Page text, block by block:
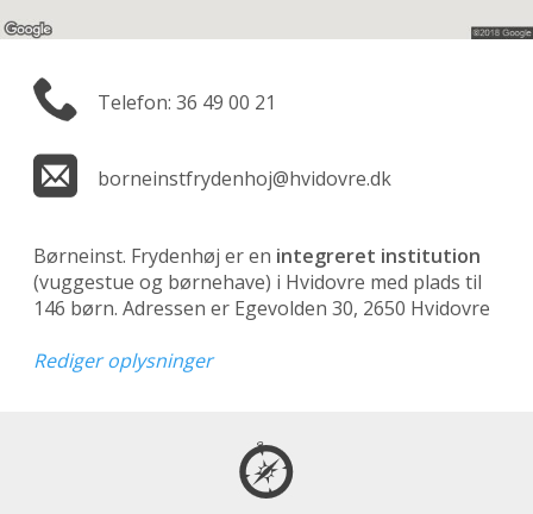
Telefon: 36 49 00 21
borneinstfrydenhoj@hvidovre.dk
Børneinst. Frydenhøj er en integreret institution
(vuggestue og børnehave) i Hvidovre med plads til
146 børn. Adressen er Egevolden 30, 2650 Hvidovre
Rediger oplysninger